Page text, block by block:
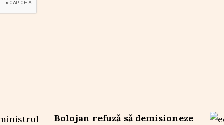
Bolojan refuză să demisioneze